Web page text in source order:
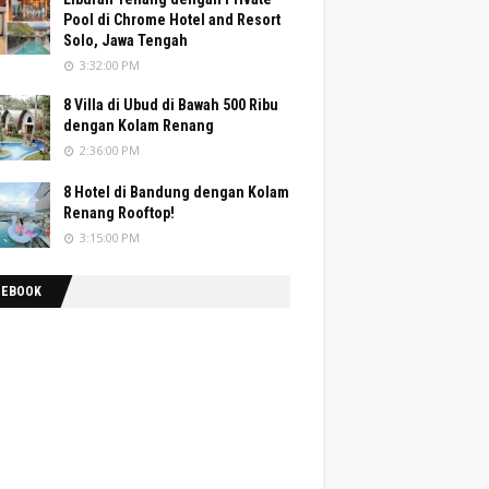
Pool di Chrome Hotel and Resort
Solo, Jawa Tengah
3:32:00 PM
8 Villa di Ubud di Bawah 500 Ribu
dengan Kolam Renang
2:36:00 PM
8 Hotel di Bandung dengan Kolam
Renang Rooftop!
3:15:00 PM